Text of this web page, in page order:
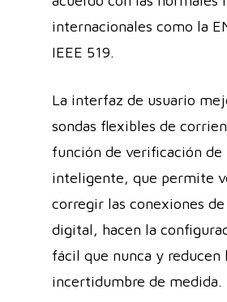
internacionales como la
IEEE 519.
La interfaz de usuario
sondas flexibles de
función de verificación de
inteligente, que permite
corregir las conexiones
digital, hacen la
fácil que nunca y reducen
incertidumbre de medida.